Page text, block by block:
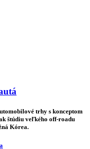
trhy s konceptom
štúdiu veľkého off-roadu
Kórea.